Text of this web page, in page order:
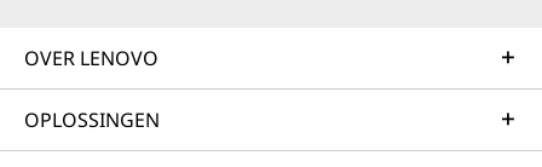
OVER LENOVO
OPLOSSINGEN